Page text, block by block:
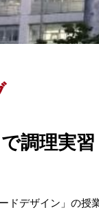
調理実習
デザイン」の授